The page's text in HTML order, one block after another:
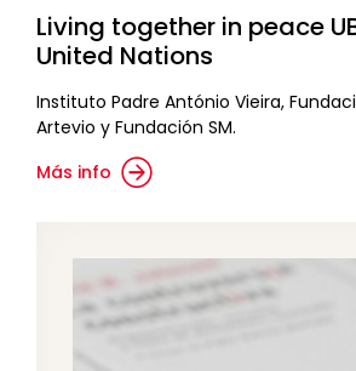
Living together in peace
United Nations
Instituto Padre António Vieira,
Artevio y Fundación SM.
Más info